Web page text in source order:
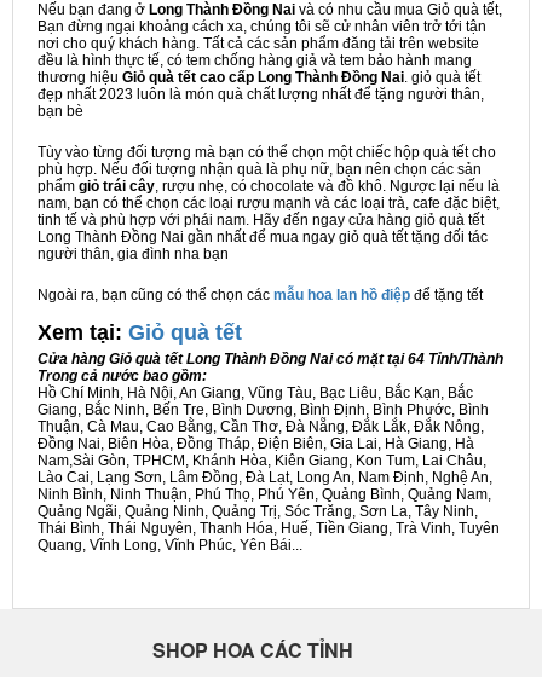
Nếu bạn đang ở Long Thành Đồng Nai và có nhu cầu mua Giỏ quà tết,
Bạn đừng ngại khoảng cách xa, chúng tôi sẽ cử nhân viên trở tới tận
nơi cho quý khách hàng. Tất cả các sản phẩm đăng tải trên website
đều là hình thực tế, có tem chống hàng giả và tem bảo hành mang
thương hiệu Giỏ quà tết cao cấp Long Thành Đồng Nai. giỏ quà tết
đẹp nhất 2023 luôn là món quà chất lượng nhất để tặng người thân,
bạn bè
Tùy vào từng đối tượng mà bạn có thể chọn một chiếc hộp quà tết cho
phù hợp. Nếu đối tượng nhận quà là phụ nữ, bạn nên chọn các sản
phẩm giỏ trái cây, rượu nhẹ, có chocolate và đồ khô. Ngược lại nếu là
nam, bạn có thể chọn các loại rượu mạnh và các loại trà, cafe đặc biệt,
tinh tế và phù hợp với phái nam. Hãy đến ngay cửa hàng giỏ quà tết
Long Thành Đồng Nai gần nhất để mua ngay giỏ quà tết tặng đối tác
người thân, gia đình nha bạn
Ngoài ra, bạn cũng có thể chọn các mẫu hoa lan hồ điệp để tặng tết
Xem tại: Giỏ quà tết
Cửa hàng Giỏ quà tết Long Thành Đồng Nai có mặt tại 64 Tỉnh/Thành
Trong cả nước bao gồm:
Hồ Chí Minh, Hà Nội, An Giang, Vũng Tàu, Bạc Liêu, Bắc Kạn, Bắc
Giang, Bắc Ninh, Bến Tre, Bình Dương, Bình Định, Bình Phước, Bình
Thuận, Cà Mau, Cao Bằng, Cần Thơ, Đà Nẵng, Đắk Lắk, Đắk Nông,
Đồng Nai, Biên Hòa, Đồng Tháp, Điện Biên, Gia Lai, Hà Giang, Hà
Nam,Sài Gòn, TPHCM, Khánh Hòa, Kiên Giang, Kon Tum, Lai Châu,
Lào Cai, Lạng Sơn, Lâm Đồng, Đà Lạt, Long An, Nam Định, Nghệ An,
Ninh Bình, Ninh Thuận, Phú Thọ, Phú Yên, Quảng Bình, Quảng Nam,
Quảng Ngãi, Quảng Ninh, Quảng Trị, Sóc Trăng, Sơn La, Tây Ninh,
Thái Bình, Thái Nguyên, Thanh Hóa, Huế, Tiền Giang, Trà Vinh, Tuyên
Quang, Vĩnh Long, Vĩnh Phúc, Yên Bái...
SHOP HOA CÁC TỈNH